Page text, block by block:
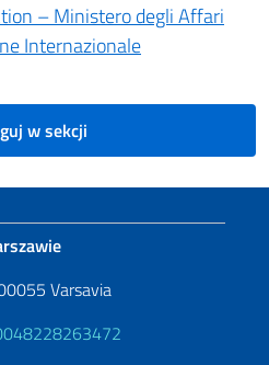
– Ministero degli Affari
Internazionale
w sekcji
Varsavia